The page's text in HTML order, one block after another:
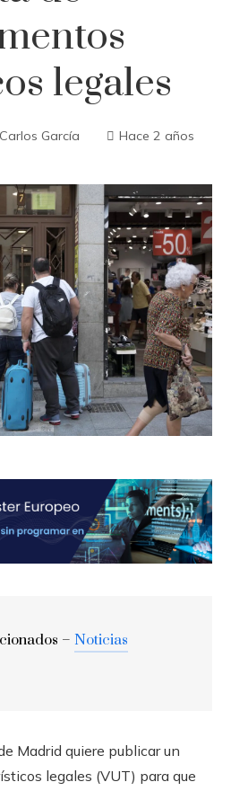
legales
Carlos García Hace 2 años
– Noticias
Madrid quiere publicar un
legales (VUT) para que